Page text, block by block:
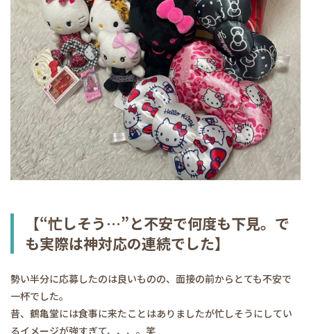
【“忙しそう…”と不安で何度も下見。で
も実際は神対応の連続でした】
勢い半分に応募したのは良いものの、面接の前からとても不安で
一杯でした。
昔、鶴亀堂には食事に来たことはありましたが忙しそうにしてい
るイメージが強すぎて、、、。笑